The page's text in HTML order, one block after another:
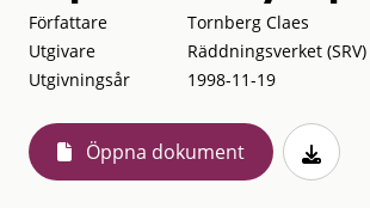
Författare
Tornberg Claes
Utgivare
Räddningsverket (SRV)
Utgivningsår
1998-11-19
Öppna dokument